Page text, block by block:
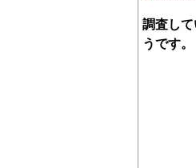
調査し
うです。